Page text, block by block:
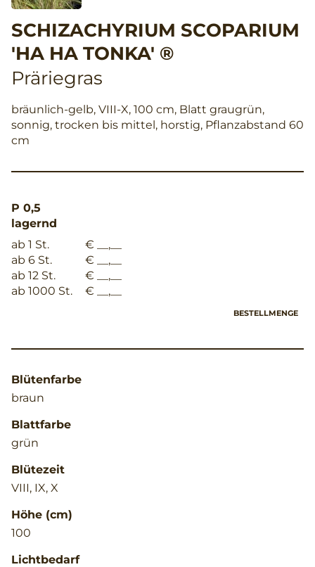
SCHIZACHYRIUM SCOPARIUM
'HA HA TONKA' ®
Präriegras
bräunlich-gelb, VIII-X, 100 cm, Blatt graugrün,
sonnig, trocken bis mittel, horstig, Pflanzabstand 60
cm
P 0,5
lagernd
ab 1 St.
€ __,__
ab 6 St.
€ __,__
ab 12 St.
€ __,__
ab 1000 St.
€ __,__
BESTELLMENGE
Blütenfarbe
braun
Blattfarbe
grün
Blütezeit
VIII, IX, X
Höhe (cm)
100
Lichtbedarf